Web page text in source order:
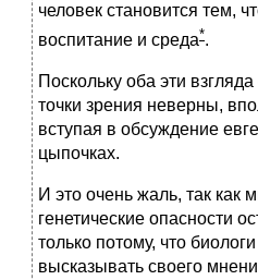
человек становится тем,
воспитание и среда*.
Поскольку оба эти
точки зрения неверны,
вступая в обсуждение
цыпочках.
И это очень жаль, так как
генетические опасности
только потому, что
высказывать своего